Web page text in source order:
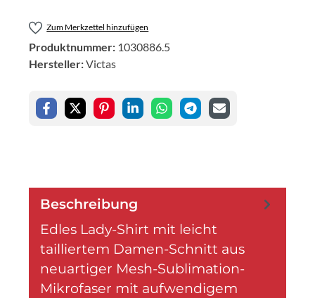
Zum Merkzettel hinzufügen
Produktnummer: 1030886.5
Hersteller:Victas
Beschreibung
Edles Lady-Shirt mit leicht
tailliertem Damen-Schnitt aus
neuartiger Mesh-Sublimation-
Mikrofaser mit aufwendigem